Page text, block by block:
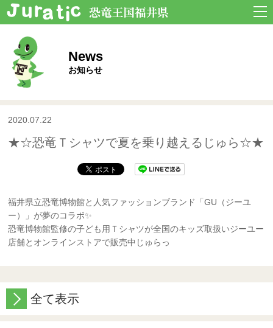
News
お知らせ
2020.07.22
★☆恐竜Ｔシャツで夏を乗り越えるじゅら☆★
福井県立恐竜博物館と人気ファッションブランド「GU（ジーユ
ー）」が夢のコラボ✨
恐竜博物館監修の子ども用Ｔシャツが全国のキッズ取扱いジーユー
店舗とオンラインストアで販売中じゅらっ
全て表示